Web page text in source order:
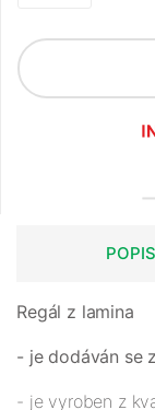
POPIS
Regál z lamina
- je dodáván se
- je vyroben z